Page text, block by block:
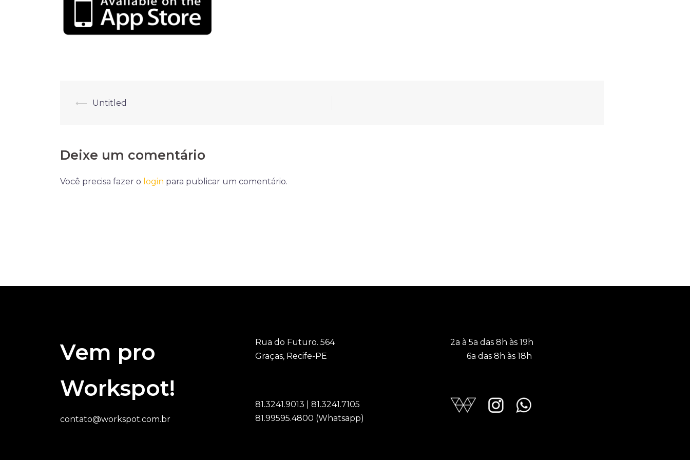
Navegação
posts
⟵ Untitled
Deixe um comentário
Você precisa fazer o login para publicar um comentário.
Vem pro
Workspot!
contato@workspot.com.br
Rua do Futuro. 564
Graças, Recife-PE
81.3241.9013 | 81.3241.7105
81.99595.4800 (Whatsapp)
2a à 5a das 8h às 19h
6a das 8h às 18h